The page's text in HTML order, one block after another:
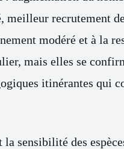
meilleur recrutement
modéré et à la
mais elles se
itinérantes qui
sensibilité des